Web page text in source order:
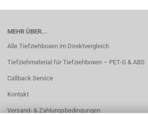
MEHR ÜBER...
Alle Tiefziehboxen im Direktvergleich
Tiefziehmaterial für Tiefziehboxen – PET-G & ABS
Callback Service
Kontakt
Versand- & Zahlungsbedingungen